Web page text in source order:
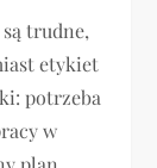
trudne,
etykiet
potrzeba
w